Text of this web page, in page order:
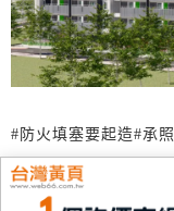
#防火填塞要起造#承照